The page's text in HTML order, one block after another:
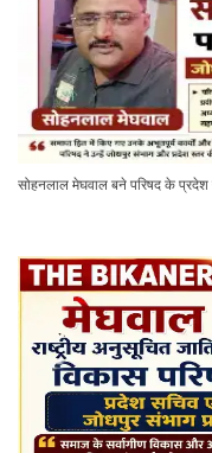
सोहनलाल मेघवाल बने परिषद के प्रदेश